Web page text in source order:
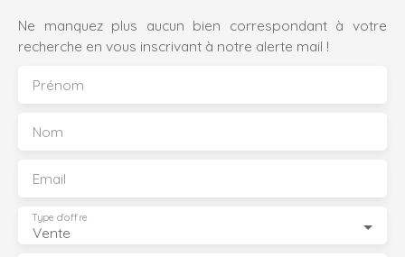
Ne manquez plus aucun bien correspondant à votre
recherche en vous inscrivant à notre alerte mail !
Prénom
Nom
Email
Vente
Type d'offre